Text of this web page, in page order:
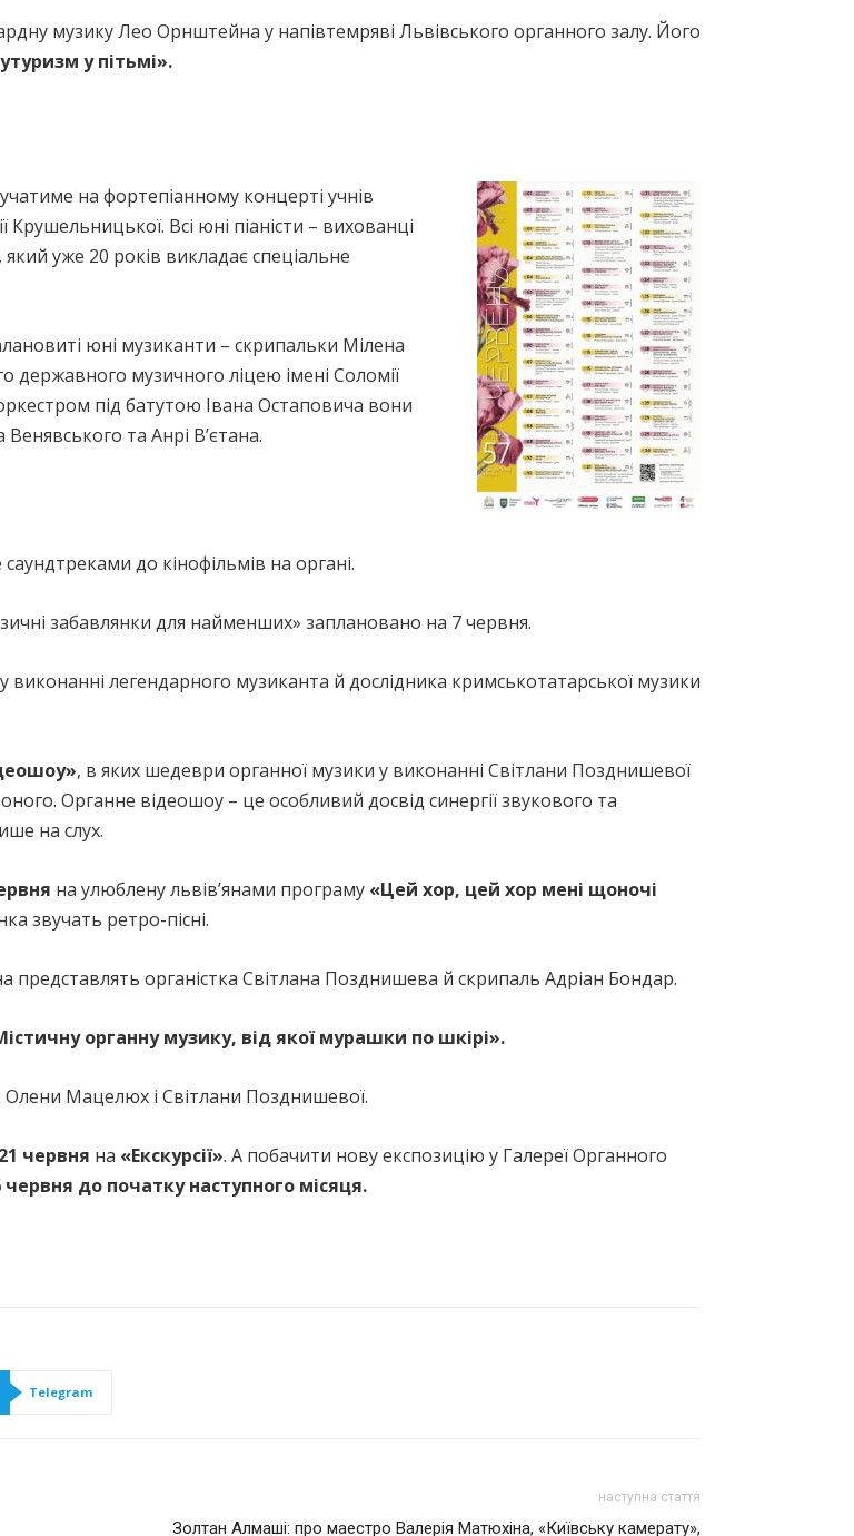
музику Лео Орнштейна у напівтемряві Львівського органного залу. Його
у пітьмі».
на фортепіанному концерті учнів
Всі юні піаністи – вихованці
уже 20 років викладає спеціальне
юні музиканти – скрипальки Мілена
державного музичного ліцею імені Соломії
під батутою Івана Остаповича вони
та Анрі Вʼєтана.
до кінофільмів на органі.
забавлянки для найменших» заплановано на 7 червня.
у виконанні легендарного музиканта й дослідника кримськотатарської музики
, в яких шедеври органної музики у виконанні Світлани Позднишевої
Органне відеошоу – це особливий досвід синергії звукового та
на слух.
на улюблену львівʼянами програму «Цей хор, цей хор мені щоночі
звучать ретро-пісні.
представлять органістка Світлана Позднишева й скрипаль Адріан Бондар.
органну музику, від якої мурашки по шкірі».
Олени Мацелюх і Світлани Позднишевої.
21 червня на «Екскурсії». А побачити нову експозицію у Галереї Органного
червня до початку наступного місяця.
Telegram
наступна стаття
Золтан Алмаші: про маестро Валерія Матюхіна, «Київську камерату»,